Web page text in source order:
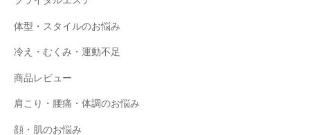
体型・スタイルのお悩み
冷え・むくみ・運動不足
商品レビュー
肩こり・腰痛・体調のお悩み
顔・肌のお悩み